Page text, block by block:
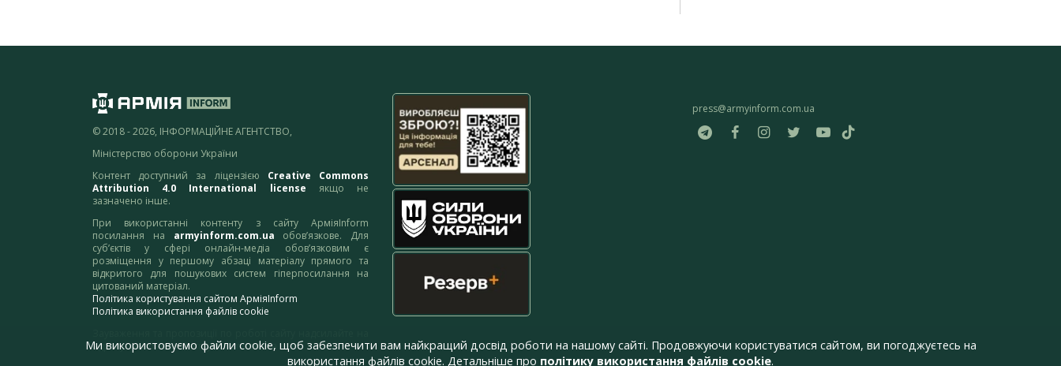
© 2018 - 2026, ІНФОРМАЦІЙНЕ АГЕНТСТВО,
Міністерство оборони України
Контент доступний за ліцензією Creative Commons
Attribution 4.0 International license якщо не
зазначено інше.
При використанні контенту з сайту АрміяInform
посилання на armyinform.com.ua обов’язкове. Для
суб’єктів у сфері онлайн-медіа обов’язковим є
розміщення у першому абзаці матеріалу прямого та
відкритого для пошукових систем гіперпосилання на
цитований матеріал.
Політика користування сайтом АрміяInform
Політика використання файлів cookie
адресу:webmaster@armyinform.com.ua
press@armyinform.com.ua
Ми використовуємо файли cookie, щоб забезпечити вам найкращий досвід роботи на нашому сайті. Продовжуючи користуватися сайтом, ви погоджуєтесь на
використання файлів cookie. Детальніше про політику використання файлів cookie.